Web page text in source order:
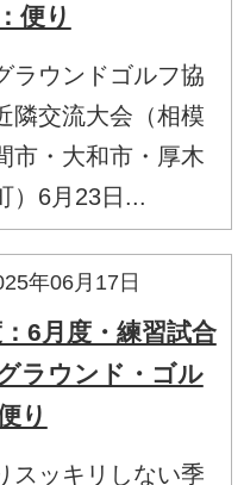
便り
ラウンドゴルフ協
隣交流大会（相模
市・大和市・厚木
）6月23日...
年06月17日
6月度・練習試合
グラウンド・ゴル
り
スッキリしない季